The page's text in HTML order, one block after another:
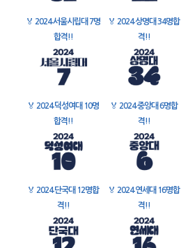
🏅 2024 서울시립대 7명
합격!!
🏅 2024 상명대 34명합
격!!
🏅 2024 덕성여대 10명
합격!!
🏅 2024 중앙대 6명합
격!!
🏅 2024 단국대 12명합
격!!
🏅 2024 연세대 16명합
격!!